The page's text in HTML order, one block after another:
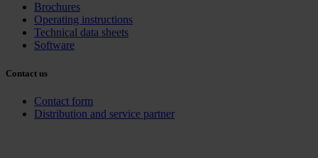
Brochures
Operating instructions
Technical data sheets
Software
Contact us
Contact form
Distribution and service partner